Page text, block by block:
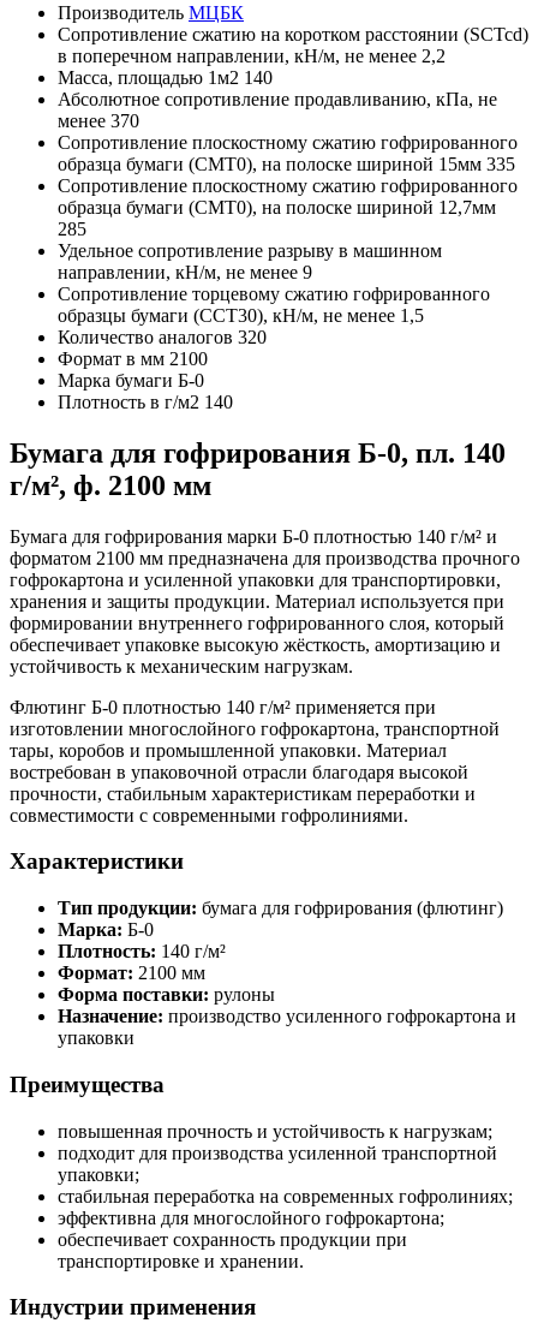
Производитель МЦБК
Сопротивление сжатию на коротком расстоянии (SCTcd)
в поперечном направлении, кН/м, не менее 2,2
Масса, площадью 1м2 140
Абсолютное сопротивление продавливанию, кПа, не
менее 370
Сопротивление плоскостному сжатию гофрированного
образца бумаги (СМТ0), на полоске шириной 15мм 335
Сопротивление плоскостному сжатию гофрированного
образца бумаги (СМТ0), на полоске шириной 12,7мм
285
Удельное сопротивление разрыву в машинном
направлении, кН/м, не менее 9
Сопротивление торцевому сжатию гофрированного
образцы бумаги (ССТ30), кН/м, не менее 1,5
Количество аналогов 320
Формат в мм 2100
Марка бумаги Б-0
Плотность в г/м2 140
Бумага для гофрирования Б-0, пл. 140
г/м², ф. 2100 мм
Бумага для гофрирования марки Б-0 плотностью 140 г/м² и
форматом 2100 мм предназначена для производства прочного
гофрокартона и усиленной упаковки для транспортировки,
хранения и защиты продукции. Материал используется при
формировании внутреннего гофрированного слоя, который
обеспечивает упаковке высокую жёсткость, амортизацию и
устойчивость к механическим нагрузкам.
Флютинг Б-0 плотностью 140 г/м² применяется при
изготовлении многослойного гофрокартона, транспортной
тары, коробов и промышленной упаковки. Материал
востребован в упаковочной отрасли благодаря высокой
прочности, стабильным характеристикам переработки и
совместимости с современными гофролиниями.
Характеристики
Тип продукции: бумага для гофрирования (флютинг)
Марка: Б-0
Плотность: 140 г/м²
Формат: 2100 мм
Форма поставки: рулоны
Назначение: производство усиленного гофрокартона и
упаковки
Преимущества
повышенная прочность и устойчивость к нагрузкам;
подходит для производства усиленной транспортной
упаковки;
стабильная переработка на современных гофролиниях;
эффективна для многослойного гофрокартона;
обеспечивает сохранность продукции при
транспортировке и хранении.
Индустрии применения